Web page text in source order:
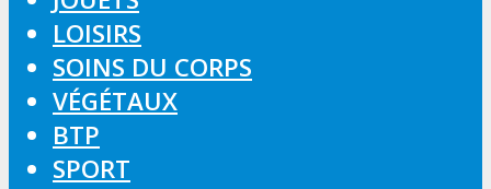
LOISIRS
SOINS DU CORPS
VÉGÉTAUX
BTP
SPORT